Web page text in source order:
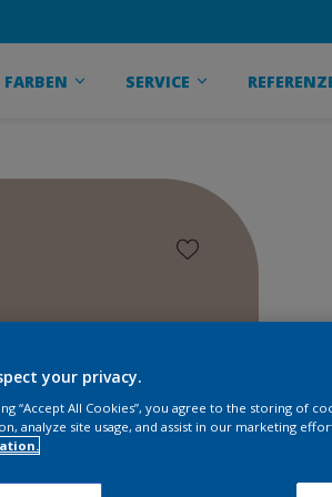
FARBEN SERVICE
your privacy.
“Accept All Cookies”, you agree to the storing of
analyze site usage, and assist in our marketing